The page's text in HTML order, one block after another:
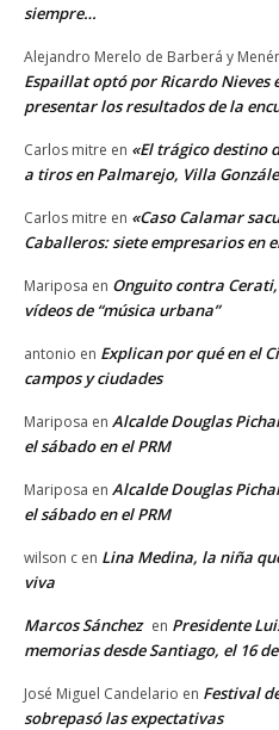
siempre…
Alejandro Merelo de Barberá y
Espaillat optó por Ricardo Nieves
presentar los resultados de la
Carlos mitre en «El trágico destino
a tiros en Palmarejo, Villa
Carlos mitre en «Caso Calamar
Caballeros: siete empresarios en
Mariposa en Onguito contra
vídeos de “música urbana”
antonio en Explican por qué en el
campos y ciudades
Mariposa en Alcalde Douglas
el sábado en el PRM
Mariposa en Alcalde Douglas
el sábado en el PRM
wilson c en Lina Medina, la niña
viva
Marcos Sánchez en Presidente
memorias desde Santiago, el 16
José Miguel Candelario en Festival
sobrepasó las expectativas